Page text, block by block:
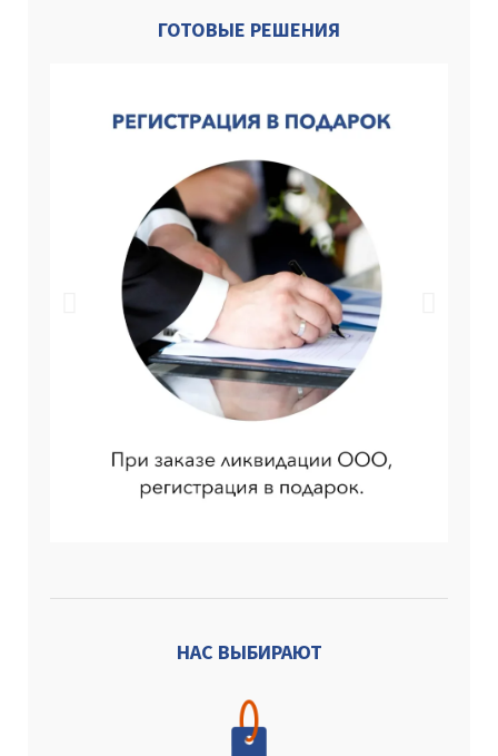
ГОТОВЫЕ РЕШЕНИЯ
НАС ВЫБИРАЮТ